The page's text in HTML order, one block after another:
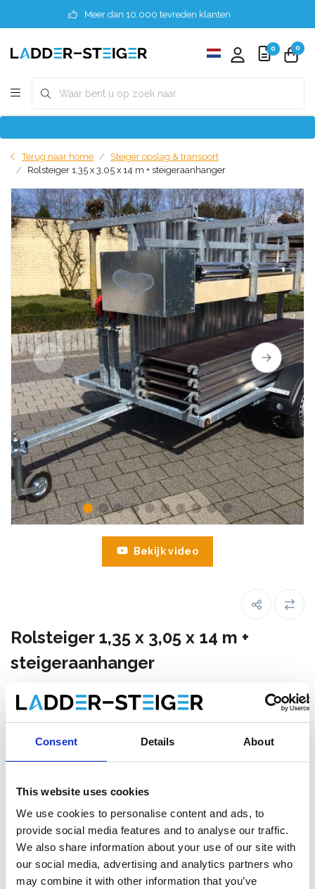
Consent Details About
This website uses cookies
We use cookies to personalise content and ads, to
provide social media features and to analyse our traffic.
We also share information about your use of our site with
our social media, advertising and analytics partners who
may combine it with other information that you’ve
Meer dan 10.000 tevreden klanten
0 0
Terug naar home
Steiger opslag & transport
Rolsteiger 1,35 x 3,05 x 14 m + steigeraanhanger
Bekijk video
Rolsteiger 1,35 x 3,05 x 14 m +
steigeraanhanger
€7.159,00 Excl. Btw
€8.662,39 Incl. BTW
Verzending binnen 1-3 werkdagen of afhalen in Etten-
Toevoegen aan winkelwagen